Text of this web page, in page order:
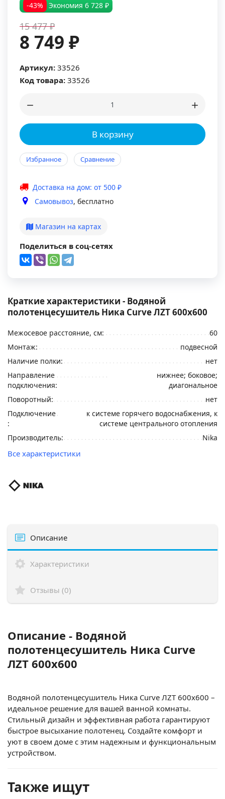
-43% Экономия 6 728 ₽
15 477 ₽
8 749 ₽
Артикул: 33526
Код товара: 33526
В корзину
Избранное Сравнение
Доставка на дом: от 500 ₽
Самовывоз, бесплатно
Магазин на картах
Поделиться в соц-сетях
Краткие характеристики - Водяной
полотенцесушитель Ника Curve ЛZТ 600x600
Межосевое расстояние, см:
60
Монтаж:
подвесной
Наличие полки:
нет
Направление
подключения:
нижнее; боковое;
диагональное
Поворотный:
нет
Подключение
:
к системе горячего водоснабжения, к
системе центрального отопления
Производитель:
Nika
Все характеристики
Описание
Характеристики
Отзывы (0)
Описание - Водяной
полотенцесушитель Ника Curve
ЛZТ 600x600
Водяной полотенцесушитель Ника Curve ЛZТ 600x600 –
идеальное решение для вашей ванной комнаты.
Стильный дизайн и эффективная работа гарантируют
быстрое высыхание полотенец. Создайте комфорт и
уют в своем доме с этим надежным и функциональным
устройством.
Также ищут